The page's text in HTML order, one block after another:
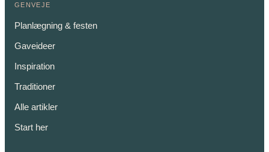
GENVEJE
Planlægning & festen
Gaveideer
Inspiration
Traditioner
Alle artikler
Start her